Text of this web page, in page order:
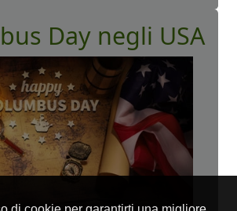
Day negli USA